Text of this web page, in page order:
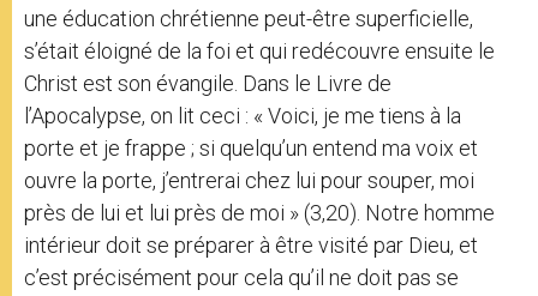
une éducation chrétienne peut-être superficielle,
s’était éloigné de la foi et qui redécouvre ensuite le
Christ est son évangile. Dans le Livre de
l’Apocalypse, on lit ceci : « Voici, je me tiens à la
porte et je frappe ; si quelqu’un entend ma voix et
ouvre la porte, j’entrerai chez lui pour souper, moi
près de lui et lui près de moi » (3,20). Notre homme
intérieur doit se préparer à être visité par Dieu, et
c’est précisément pour cela qu’il ne doit pas se